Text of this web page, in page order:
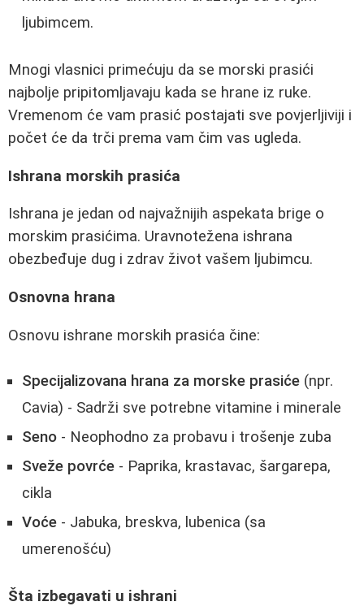
ljubimcem.
Mnogi vlasnici primećuju da se morski prasići
najbolje pripitomljavaju kada se hrane iz ruke.
Vremenom će vam prasić postajati sve povjerljiviji i
počet će da trči prema vam čim vas ugleda.
Ishrana morskih prasića
Ishrana je jedan od najvažnijih aspekata brige o
morskim prasićima. Uravnotežena ishrana
obezbeđuje dug i zdrav život vašem ljubimcu.
Osnovna hrana
Osnovu ishrane morskih prasića čine:
Specijalizovana hrana za morske prasiće (npr.
Cavia) - Sadrži sve potrebne vitamine i minerale
Seno - Neophodno za probavu i trošenje zuba
Sveže povrće - Paprika, krastavac, šargarepa,
cikla
Voće - Jabuka, breskva, lubenica (sa
umerenošću)
Šta izbegavati u ishrani